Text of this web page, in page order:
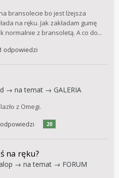
bransolecie bo jest lżejsza
na ręku. Jak zakładam gumę
normalnie z bransoletą. A co do...
odpowiedzi
→ na temat → GALERIA
z Omegi.
20
na ręku?
→ na temat → FORUM